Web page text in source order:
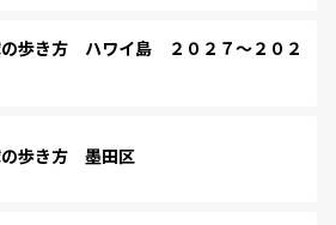
歩き方 ハワイ島 ２０２７～２０２
歩き方 墨田区